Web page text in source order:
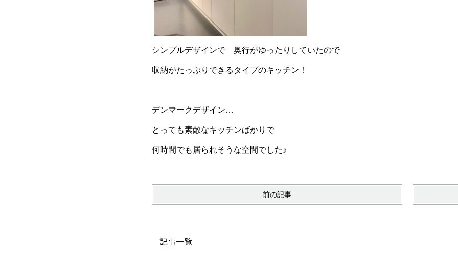
シンプルデザインで 奥行がゆったりしていたので
収納がたっぷりできるタイプのキッチン！
デンマークデザイン…
とっても素敵なキッチンばかりで
何時間でも居られそうな空間でした♪
前の記事
記事一覧